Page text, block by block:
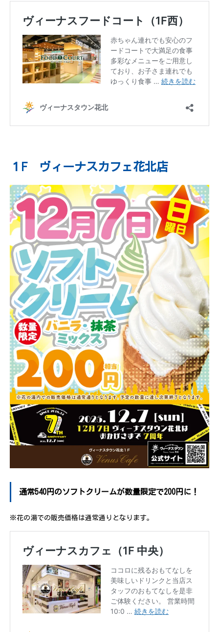
１F ヴィーナスカフェ花北店
通常540円のソフトクリームが数量限定で200円に！
※花の湯での販売価格は通常通りとなります。